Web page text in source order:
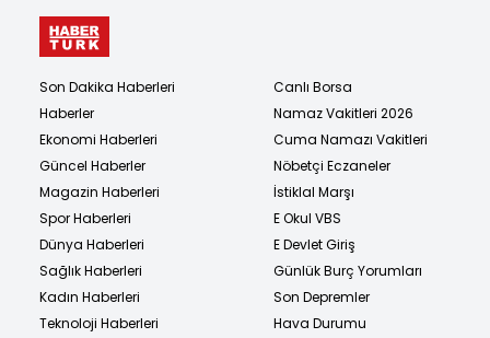
Son Dakika Haberleri
Haberler
Ekonomi Haberleri
Güncel Haberler
Magazin Haberleri
Spor Haberleri
Dünya Haberleri
Sağlık Haberleri
Kadın Haberleri
Teknoloji Haberleri
Canlı Borsa
Namaz Vakitleri 2026
Cuma Namazı Vakitleri
Nöbetçi Eczaneler
İstiklal Marşı
E Okul VBS
E Devlet Giriş
Günlük Burç Yorumları
Son Depremler
Hava Durumu